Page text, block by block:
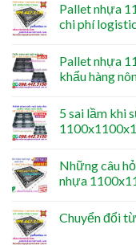
Pallet nhựa
chi phí
Pallet nhựa
khẩu hàng
5 sai lầm khi
Những câu
nhựa
Chuyển đổi